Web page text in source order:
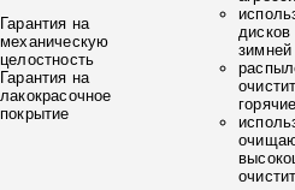
Гарантия на
механическую
целостность
Гарантия на
лакокрасочное
покрытие
зимней